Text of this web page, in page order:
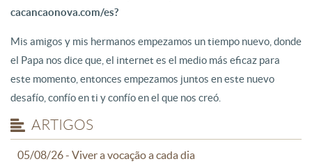
cacancaonova.com/es?
Mis amigos y mis hermanos empezamos un tiempo nuevo, donde
el Papa nos dice que, el internet es el medio más eficaz para
este momento, entonces empezamos juntos en este nuevo
desafío, confío en ti y confío en el que nos creó.
ARTIGOS
05/08/26 - Viver a vocação a cada dia